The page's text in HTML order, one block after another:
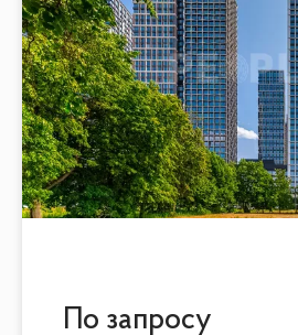
По запросу